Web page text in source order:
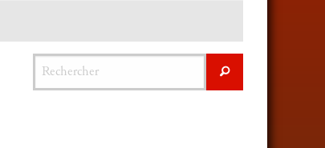
Rechercher
Rechercher